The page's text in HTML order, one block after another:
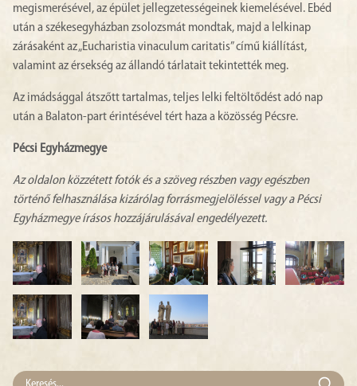
megismerésével, az épület jellegzetességeinek kiemelésével. Ebéd
után a székesegyházban zsolozsmát mondtak, majd a lelkinap
zárásaként az „Eucharistia vinaculum caritatis” című kiállítást,
valamint az érsekség az állandó tárlatait tekintették meg.
Az imádsággal átszőtt tartalmas, teljes lelki feltöltődést adó nap
után a Balaton-part érintésével tért haza a közösség Pécsre.
Pécsi Egyházmegye
Az oldalon közzétett fotók és a szöveg részben vagy egészben
történő felhasználása kizárólag forrásmegjelöléssel vagy a Pécsi
Egyházmegye írásos hozzájárulásával engedélyezett.